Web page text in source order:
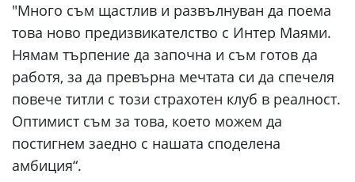
"Много съм щастлив и развълнуван да поема
това ново предизвикателство с Интер Маями.
Нямам търпение да започна и съм готов да
работя, за да превърна мечтата си да спечеля
повече титли с този страхотен клуб в реалност.
Оптимист съм за това, което можем да
постигнем заедно с нашата споделена
амбиция“.